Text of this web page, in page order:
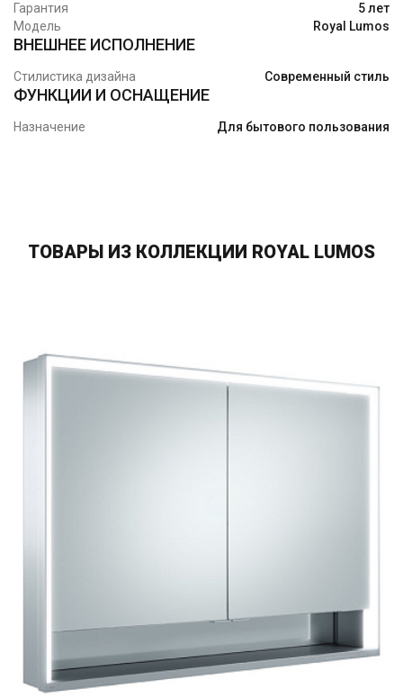
Гарантия
5 лет
Модель
Royal Lumos
ВНЕШНЕЕ ИСПОЛНЕНИЕ
Стилистика дизайна Современный стиль
ФУНКЦИИ И ОСНАЩЕНИЕ
Назначение Для бытового пользования
ТОВАРЫ ИЗ КОЛЛЕКЦИИ ROYAL LUMOS